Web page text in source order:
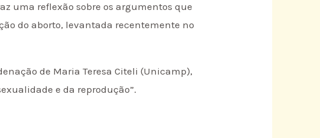
uma reflexão sobre os argumentos que
do aborto, levantada recentemente no
de Maria Teresa Citeli (Unicamp),
e da reprodução”.